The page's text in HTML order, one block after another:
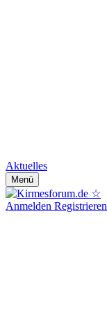
Aktuelles
Menü
Anmelden Registrieren